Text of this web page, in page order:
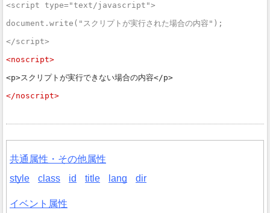
<script type="text/javascript">
document.write("スクリプトが実行された場合の内容");
</script>
<noscript>
<p>スクリプトが実行できない場合の内容</p>
</noscript>
共通属性・その他属性
style
class id title lang dir
イベント属性